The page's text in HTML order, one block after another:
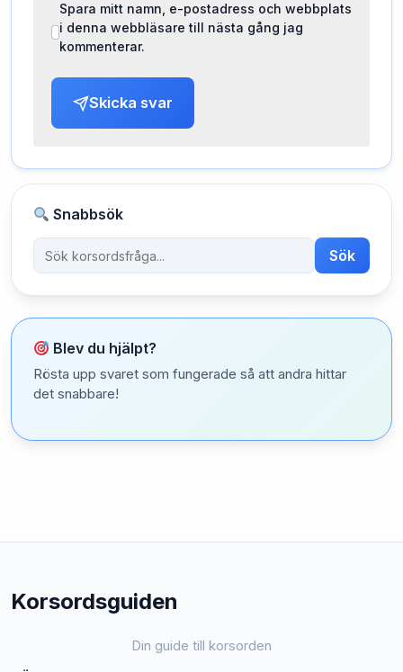
Spara mitt namn, e-postadress och webbplats
i denna webbläsare till nästa gång jag
kommenterar.
Skicka svar
Snabbsök
Sök
Blev du hjälpt?
Rösta upp svaret som fungerade så att andra hittar
det snabbare!
Korsordsguiden
Din guide till korsorden